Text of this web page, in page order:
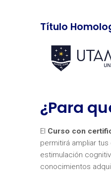
Título
¿Para
El Curso con
permitirá ampliar
estimulación
conocimientos